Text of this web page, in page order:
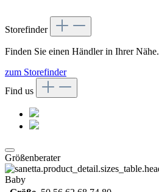
Storefinder
Finden Sie einen Händler in Ihrer Nähe.
zum Storefinder
Find us
Größenberater
Baby